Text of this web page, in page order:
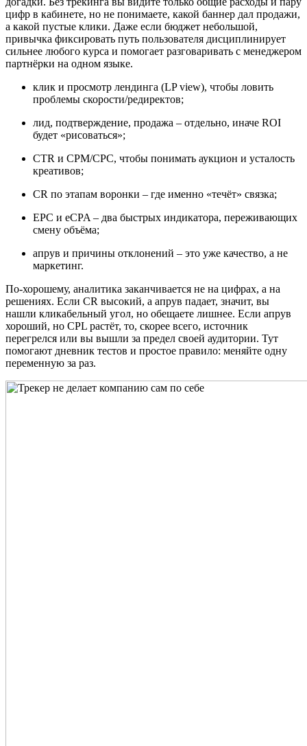
цифр в кабинете, но не понимаете, какой баннер дал продажи,
а какой пустые клики. Даже если бюджет небольшой,
привычка фиксировать путь пользователя дисциплинирует
сильнее любого курса и помогает разговаривать с менеджером
партнёрки на одном языке.
клик и просмотр лендинга (LP view), чтобы ловить
проблемы скорости/редиректов;
лид, подтверждение, продажа – отдельно, иначе ROI
будет «рисоваться»;
CTR и CPM/CPC, чтобы понимать аукцион и усталость
креативов;
CR по этапам воронки – где именно «течёт» связка;
EPC и eCPA – два быстрых индикатора, переживающих
смену объёма;
апрув и причины отклонений – это уже качество, а не
маркетинг.
По-хорошему, аналитика заканчивается не на цифрах, а на
решениях. Если CR высокий, а апрув падает, значит, вы
нашли кликабельный угол, но обещаете лишнее. Если апрув
хороший, но CPL растёт, то, скорее всего, источник
перегрелся или вы вышли за предел своей аудитории. Тут
помогают дневник тестов и простое правило: меняйте одну
переменную за раз.